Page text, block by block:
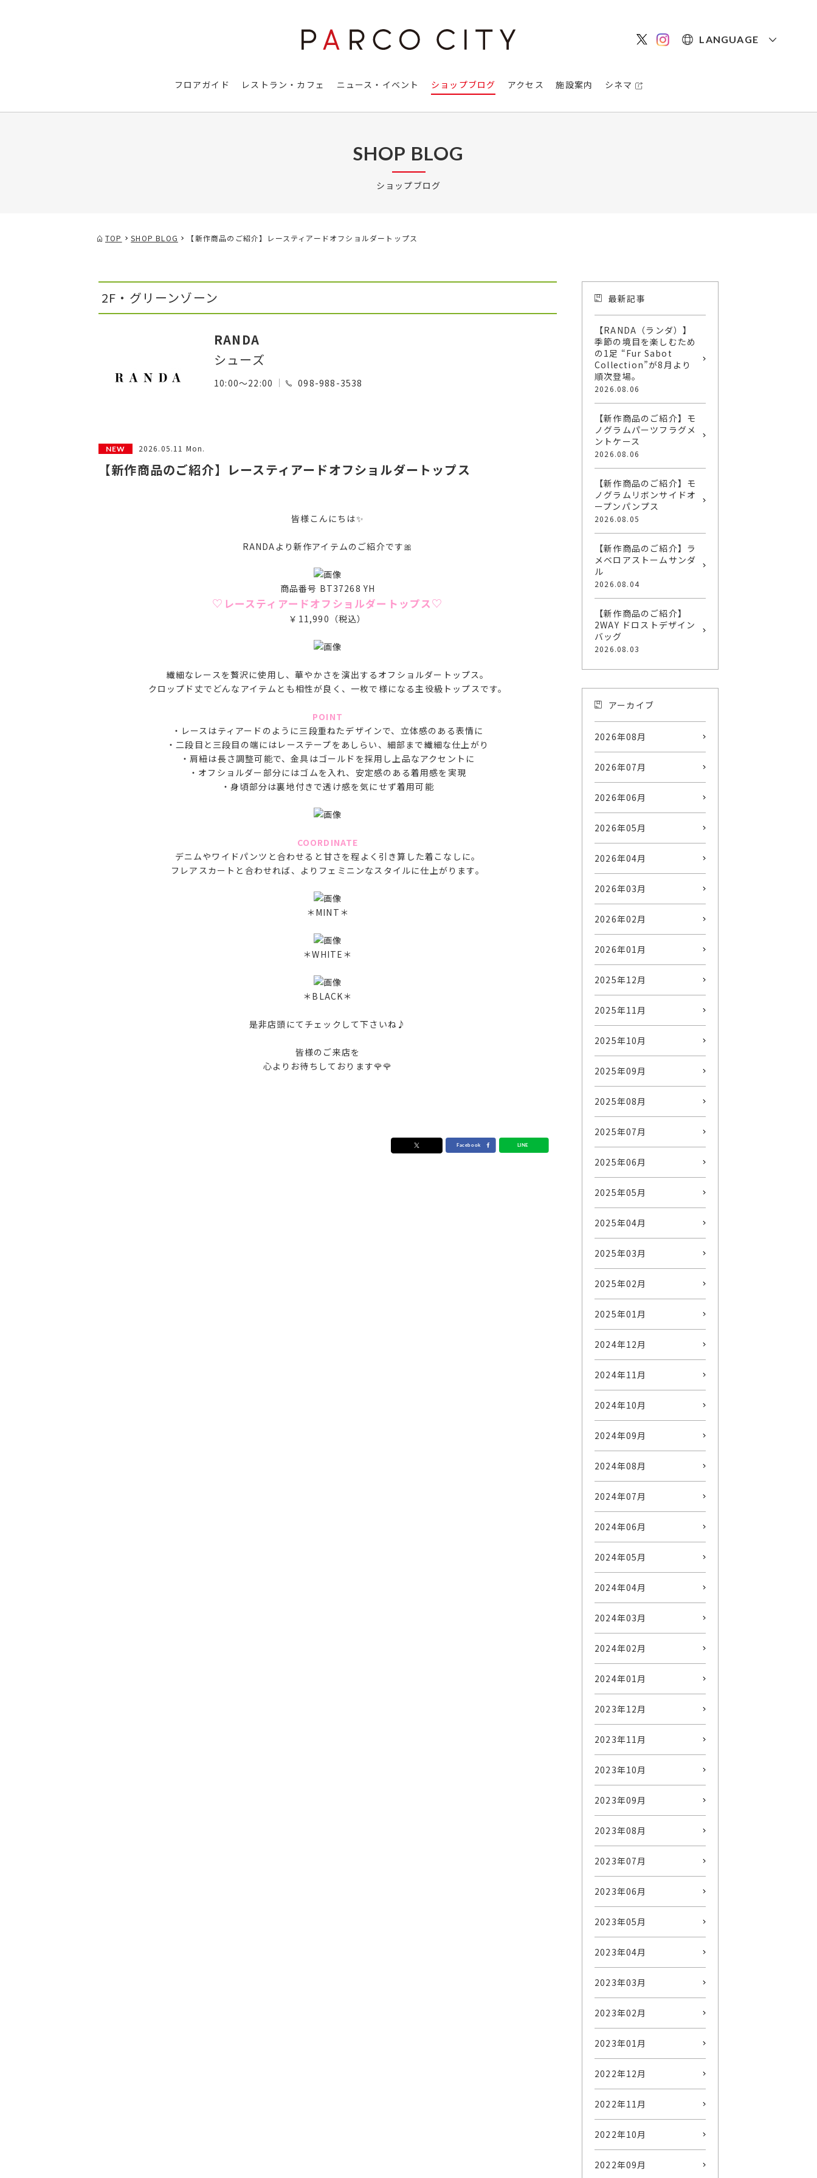
LANGUAGE
フロアガイド レストラン・カフェ ニュース・イベント ショップブログ アクセス 施設案内 シネマ
SHOP BLOG
ショップブログ
TOP SHOP BLOG 【新作商品のご紹介】レースティアードオフショルダートップス
2F・グリーンゾーン
RANDA
シューズ
10:00～22:00 098-988-3538
2026.05.11 Mon.
【新作商品のご紹介】レースティアードオフショルダートップス
皆様こんにちは✨
RANDAより新作アイテムのご紹介です🎀
商品番号 BT37268 YH
♡レースティアードオフショルダートップス♡
￥11,990（税込）
繊細なレースを贅沢に使用し、華やかさを演出するオフショルダートップス。
クロップド丈でどんなアイテムとも相性が良く、一枚で様になる主役級トップスです。
POINT
・レースはティアードのように三段重ねたデザインで、立体感のある表情に
・二段目と三段目の端にはレーステープをあしらい、細部まで繊細な仕上がり
・肩紐は長さ調整可能で、金具はゴールドを採用し上品なアクセントに
・オフショルダー部分にはゴムを入れ、安定感のある着用感を実現
・身頃部分は裏地付きで透け感を気にせず着用可能
COORDINATE
デニムやワイドパンツと合わせると甘さを程よく引き算した着こなしに。
フレアスカートと合わせれば、よりフェミニンなスタイルに仕上がります。
＊MINT＊
＊WHITE＊
＊BLACK＊
是非店頭にてチェックして下さいね♪
皆様のご来店を
心よりお待ちしております🌹🌹
最新記事
【RANDA（ランダ）】
季節の境目を楽しむため
の1足 “Fur Sabot
Collection”が8月より
順次登場。
2026.08.06
【新作商品のご紹介】モ
ノグラムパーツフラグメ
ントケース
2026.08.06
【新作商品のご紹介】モ
ノグラムリボンサイドオ
ープンパンプス
2026.08.05
【新作商品のご紹介】ラ
メベロアストームサンダ
ル
2026.08.04
【新作商品のご紹介】
2WAY ドロストデザイン
バッグ
2026.08.03
アーカイブ
2026年08月
2026年07月
2026年06月
2026年05月
2026年04月
2026年03月
2026年02月
2026年01月
2025年12月
2025年11月
2025年10月
2025年09月
2025年08月
2025年07月
2025年06月
2025年05月
2025年04月
2025年03月
2025年02月
2025年01月
2024年12月
2024年11月
2024年10月
2024年09月
2024年08月
2024年07月
2024年06月
2024年05月
2024年04月
2024年03月
2024年02月
2024年01月
2023年12月
2023年11月
2023年10月
2023年09月
2023年08月
2023年07月
2023年06月
2023年05月
2023年04月
2023年03月
2023年02月
2023年01月
2022年12月
2022年11月
2022年10月
2022年09月